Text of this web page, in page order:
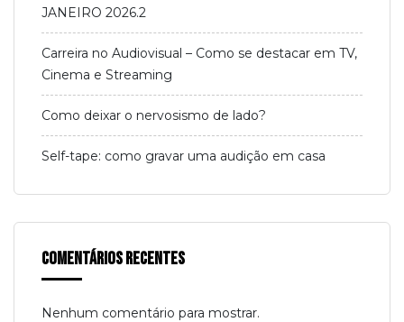
JANEIRO 2026.2
Carreira no Audiovisual – Como se destacar em TV,
Cinema e Streaming
Como deixar o nervosismo de lado?
Self-tape: como gravar uma audição em casa
Comentários Recentes
Nenhum comentário para mostrar.